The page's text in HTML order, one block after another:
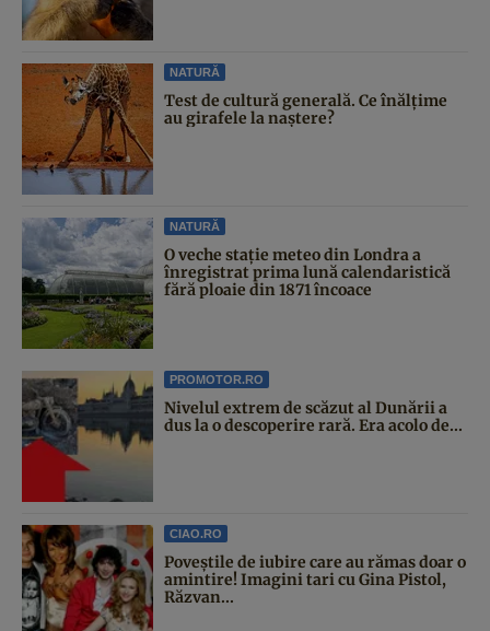
NATURĂ
Test de cultură generală. Ce înălțime
au girafele la naștere?
NATURĂ
O veche stație meteo din Londra a
înregistrat prima lună calendaristică
fără ploaie din 1871 încoace
PROMOTOR.RO
Nivelul extrem de scăzut al Dunării a
dus la o descoperire rară. Era acolo de...
CIAO.RO
Poveştile de iubire care au rămas doar o
amintire! Imagini tari cu Gina Pistol,
Răzvan...